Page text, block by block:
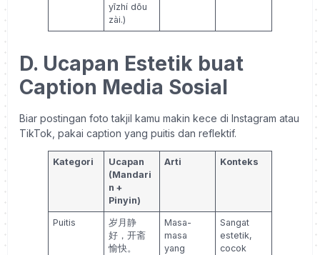
yīzhí dōu
zài.)
D. Ucapan Estetik buat
Caption Media Sosial
Biar postingan foto takjil kamu makin kece di Instagram atau
TikTok, pakai caption yang puitis dan reflektif.
Kategori
Ucapan
(Mandari
n +
Pinyin)
Arti Konteks
Puitis
岁月静
好，开斋
愉快。
Masa-
masa
yang
Sangat
estetik,
cocok